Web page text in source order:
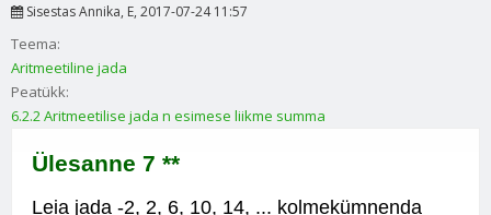
SisestasAnnika, E, 2017-07-24 11:57
Teema:
Aritmeetiline jada
Peatükk:
6.2.2 Aritmeetilise jada n esimese liikme summa